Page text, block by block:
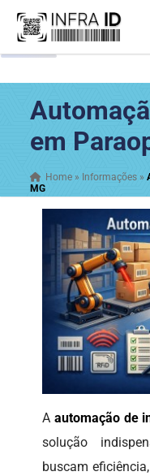
em
Home » Informações »
MG
Aautomação de
solução
buscam